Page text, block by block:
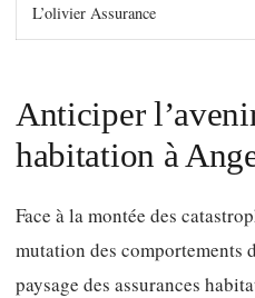
L’olivier Assurance
Anticiper
habitation à
Face à la montée des
mutation des comportements
paysage des assurances